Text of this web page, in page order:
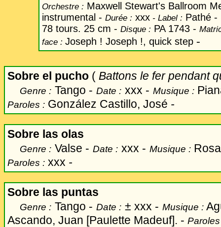
Orchestre : Maxwell Stewart's Ballroom
instrumental - Durée : xxx - Label : Pathé -
78 tours. 25 cm - Disque : PA 1743 -
face : Joseph ! Joseph !, quick step -
Sobre el pucho ( Battons le fer pendant
Genre : Tango - Date : xxx - Musique :
Paroles : González Castillo, José -
Sobre las olas
Genre : Valse - Date : xxx - Musique :
Paroles : xxx -
Sobre las puntas
Genre : Tango - Date : ± xxx - Musique :
Ascando, Juan [Paulette Madeuf]. -